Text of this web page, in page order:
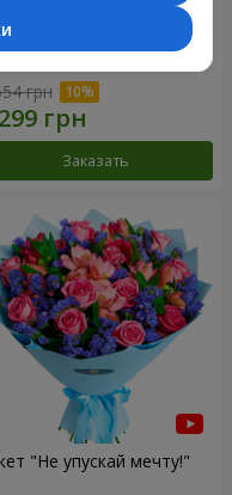
букет
грн
Заказать
"Не упускай мечту!"